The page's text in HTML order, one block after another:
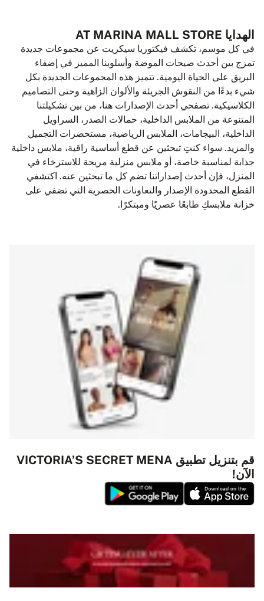
الهدايا AT MARINA MALL STORE
في كل موسم، تكشف فيكتوريا سيكريت عن مجموعات جديدة
تمزج بين أحدث صيحات الموضة وأسلوبنا المميز في إضفاء
البريق على الحياة اليومية. تتميز هذه المجموعات الجديدة بكل
شيء بدءًا من النقوش الجريئة والألوان الزاهية وحتى التصاميم
الكلاسيكية. تصفحي أحدث الإصدارات هنا، من بين تشكيلتنا
المتنوعة من الملابس الداخلية، حمالات الصدر، السراويل
الداخلية، البيجامات، الملابس الرياضية، مستحضرات التجميل
والمزيد. سواء كنتِ تبحثين عن قطع أساسية راقية، ملابس داخلية
جذابة لمناسبة خاصة، أو ملابس منزلية مريحة للاسترخاء في
المنزل، فإن أحدث إصداراتنا تضم كل ما تبحثين عنه. اكتشفي
القطع المحدودة الإصدار والتعاونات الحصرية التي تضفي على
خزانة ملابسكِ طابعًا عصريًا ومبتكرًا.
قم بتنزيل تطبيق VICTORIA’S SECRET MENA
الآن!